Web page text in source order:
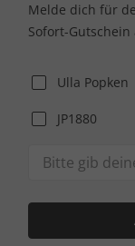
Melde dich für
Sofort-Gutschein
Ulla Popken
JP1880